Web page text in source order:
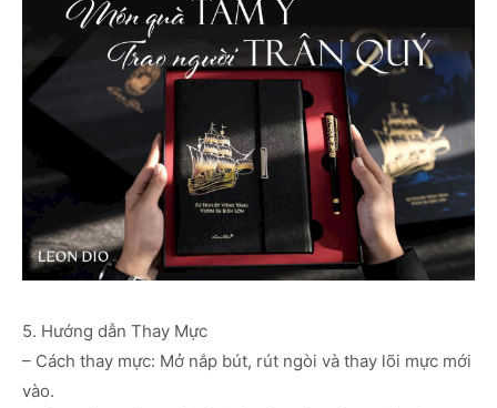
5. Hướng dẫn Thay Mực
– Cách thay mực: Mở nắp bút, rút ngòi và thay lõi mực mới
vào.